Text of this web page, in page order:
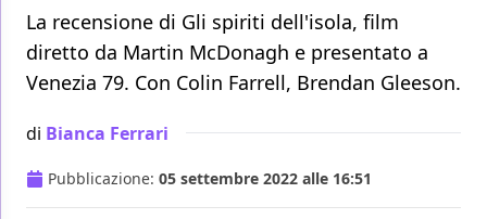
La recensione di Gli spiriti dell'isola, film
diretto da Martin McDonagh e presentato a
Venezia 79. Con Colin Farrell, Brendan Gleeson.
di Bianca Ferrari
Pubblicazione: 05 settembre 2022 alle 16:51